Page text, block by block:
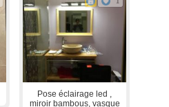
Pose éclairage led ,
miroir bambous, vasque